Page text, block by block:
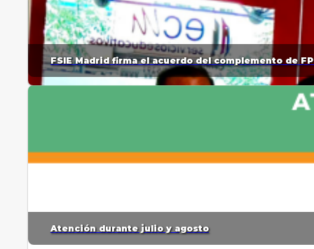
FSIE Madrid firma el acuerdo del complemento de
Atención durante julio y agosto